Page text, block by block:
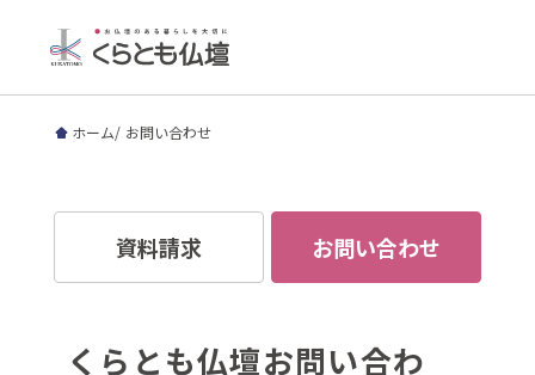
ホーム お問い合わせ
資料請求 お問い合わせ
くらとも仏壇お問い合わ